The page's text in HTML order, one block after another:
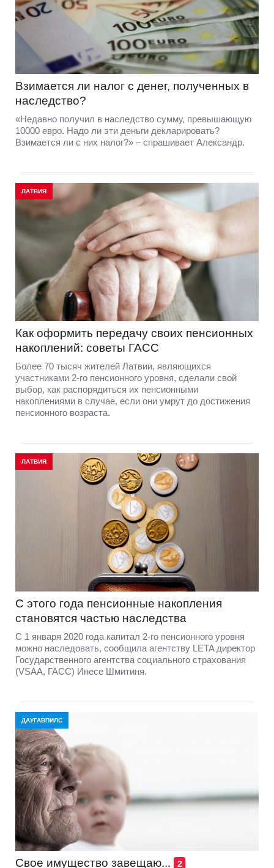
Взимается ли налог с денег, полученных в
наследство?
«Недавно получил в наследство сумму, превышающую
10000 евро. Надо ли эти деньги декларировать?
Взимается ли с них налог?» – спрашивает Александр.
ЛАТВИЯ
Как оформить передачу своих пенсионных
накоплений: советы ГАСС
Более 70 тысяч жителей Латвии, являющихся
участниками 2-го пенсионного уровня, сделали свой
выбор, как распорядиться их пенсионными
накоплениями в случае, если они умрут до достижения
пенсионного возраста.
ЛАТВИЯ
С этого года пенсионные накопления
становятся частью наследства
С 1 января 2020 года капитал 2-го пенсионного уровня
можно наследовать, сообщила агентству LETA директор
Государственного агентства социального страхования
(VSAA, ГАСС) Инесе Шмитиня.
ДАУГАВПИЛС
Свое имущество завещаю... 2